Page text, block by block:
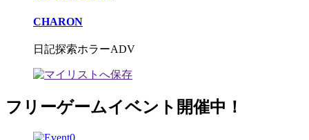
CHARON
日記探索ホラーADV
フリーゲームイベント開催中！